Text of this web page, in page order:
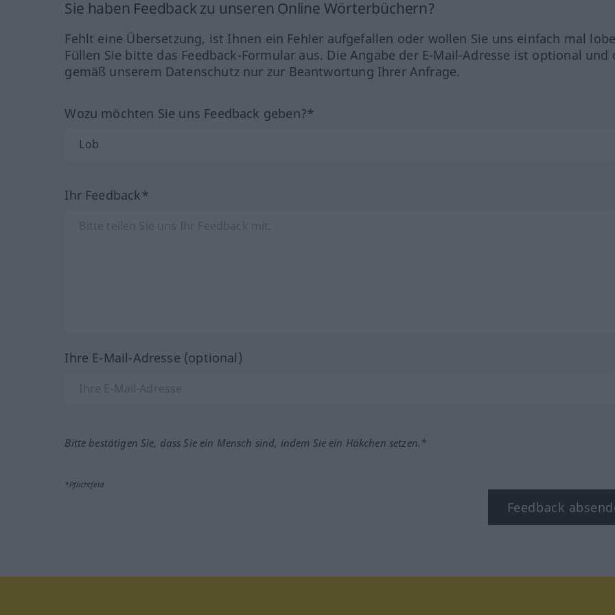
Sie haben Feedback zu unseren Online Wörterbüchern?
Fehlt eine Übersetzung, ist Ihnen ein Fehler aufgefallen oder wollen Sie uns einfach mal
Füllen Sie bitte das Feedback-Formular aus. Die Angabe der E-Mail-Adresse ist optional und
gemäß unserem Datenschutz nur zur Beantwortung Ihrer Anfrage.
Wozu möchten Sie uns Feedback geben?*
Ihr Feedback*
Ihre E-Mail-Adresse (optional)
Bitte bestätigen Sie, dass Sie ein Mensch sind, indem Sie ein Häkchen setzen.*
*Pflichtfeld
Feedback